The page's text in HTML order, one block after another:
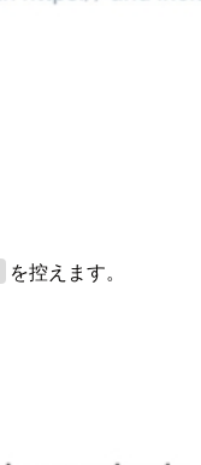
を控えます。